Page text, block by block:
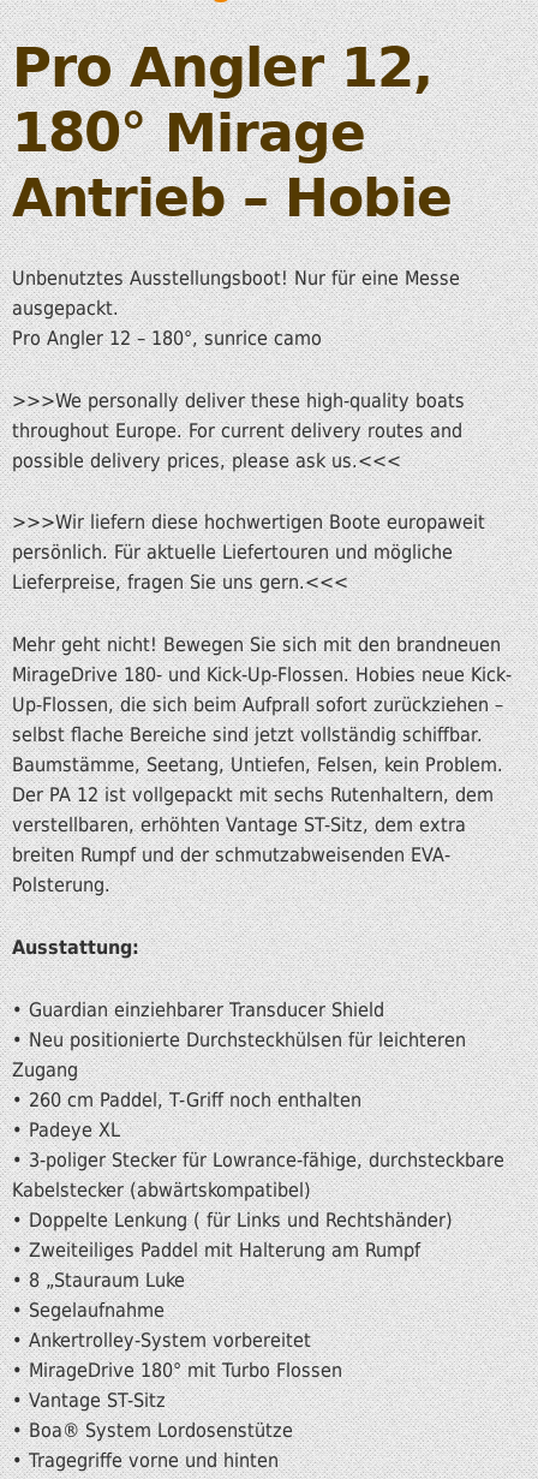
Pro Angler 12,
180°Mirage
Antrieb – Hobie
Unbenutztes Ausstellungsboot! Nur für eine Messe
ausgepackt.
Pro Angler 12 – 180°, sunrice camo
>>>We personally deliver these high-quality boats
throughout Europe. For current delivery routes and
possible delivery prices, please ask us.<<<
>>>Wir liefern diese hochwertigen Boote europaweit
persönlich. Für aktuelle Liefertouren und mögliche
Lieferpreise, fragen Sie uns gern.<<<
Mehr geht nicht! Bewegen Sie sich mit den brandneuen
MirageDrive 180- und Kick-Up-Flossen. Hobies neue Kick-
Up-Flossen, die sich beim Aufprall sofort zurückziehen –
selbst flache Bereiche sind jetzt vollständig schiffbar.
Baumstämme, Seetang, Untiefen, Felsen, kein Problem.
Der PA 12 ist vollgepackt mit sechs Rutenhaltern, dem
verstellbaren, erhöhten Vantage ST-Sitz, dem extra
breiten Rumpf und der schmutzabweisenden EVA-
Polsterung.
Ausstattung:
• Guardian einziehbarer Transducer Shield
• Neu positionierte Durchsteckhülsen für leichteren
Zugang
• 260 cm Paddel, T-Griff noch enthalten
• Padeye XL
• 3-poliger Stecker für Lowrance-fähige, durchsteckbare
Kabelstecker (abwärtskompatibel)
• Doppelte Lenkung ( für Links und Rechtshänder)
• Zweiteiliges Paddel mit Halterung am Rumpf
• 8 „Stauraum Luke
• Segelaufnahme
• Ankertrolley-System vorbereitet
• MirageDrive 180° mit Turbo Flossen
• Vantage ST-Sitz
• Boa® System Lordosenstütze
• Tragegriffe vorne und hinten